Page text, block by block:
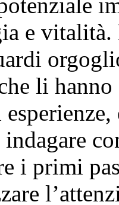
e vitalità.
li hanno
i primi